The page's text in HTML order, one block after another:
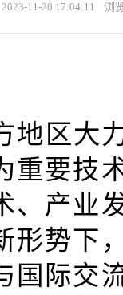
11-20 17:04:11 浏
区大
重要技
、产业
形势下
国际交